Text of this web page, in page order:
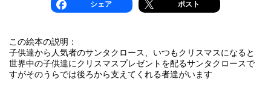
シェア ポスト
この絵本の説明：
子供達から人気者のサンタクロース、いつもクリスマスになると
世界中の子供達にクリスマスプレゼントを配るサンタクロースで
すがそのうらでは後ろから支えてくれる者達がいます